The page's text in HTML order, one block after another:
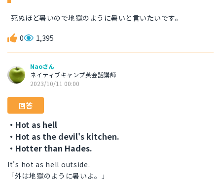
死ぬほど暑いので地獄のように暑いと言いたいです。
0 1,395
Naoさん
ネイティブキャンプ英会話講師
2023/10/11 00:00
回答
・Hot as hell
・Hot as the devil's kitchen.
・Hotter than Hades.
It's hot as hell outside.
「外は地獄のように暑いよ。」